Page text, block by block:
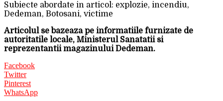
Subiecte abordate in articol: explozie, incendiu,
Dedeman, Botosani, victime
Articolul se bazeaza pe informatiile furnizate de
autoritatile locale, Ministerul Sanatatii si
reprezentantii magazinului Dedeman.
Facebook
Twitter
Pinterest
WhatsApp